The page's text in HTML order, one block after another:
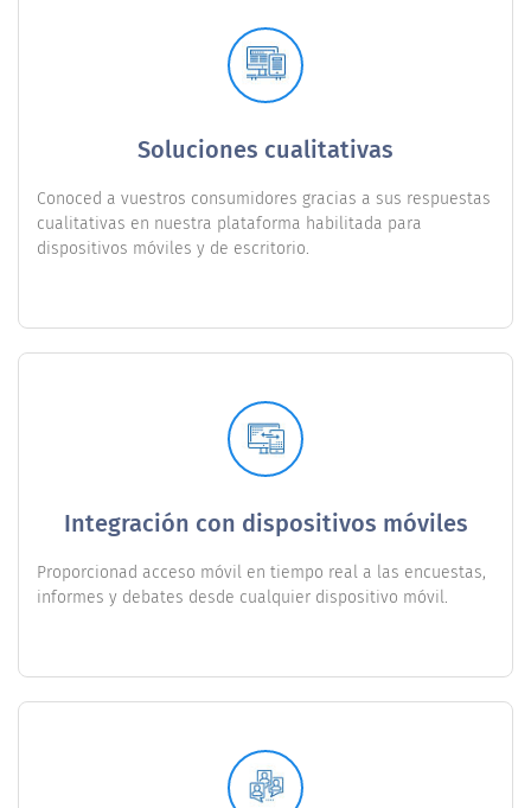
Soluciones cualitativas
Conoced a vuestros consumidores gracias a sus respuestas
cualitativas en nuestra plataforma habilitada para
dispositivos móviles y de escritorio.
Integración con dispositivos móviles
Proporcionad acceso móvil en tiempo real a las encuestas,
informes y debates desde cualquier dispositivo móvil.